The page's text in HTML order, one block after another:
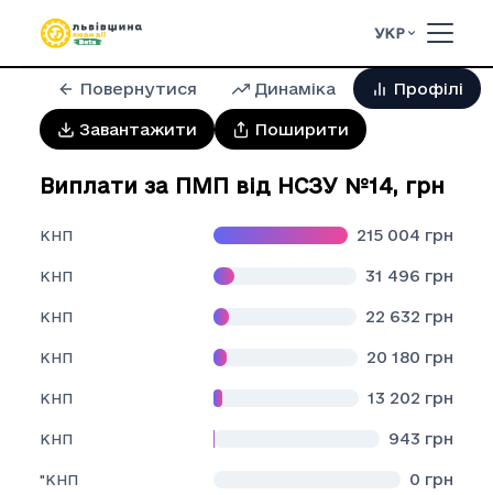
УКР
Повернутися Динаміка Профілі
Завантажити Поширити
Виплати за ПМП від НСЗУ №14, грн
КНП 215 004 грн
КНП 31 496 грн
КНП 22 632 грн
КНП 20 180 грн
КНП 13 202 грн
КНП 943 грн
"КНП 0 грн